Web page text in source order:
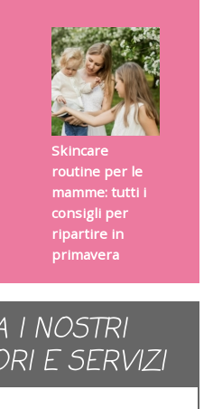
Skincare
routine per le
mamme: tutti i
consigli per
ripartire in
primavera
I NOSTRI
E SERVIZI